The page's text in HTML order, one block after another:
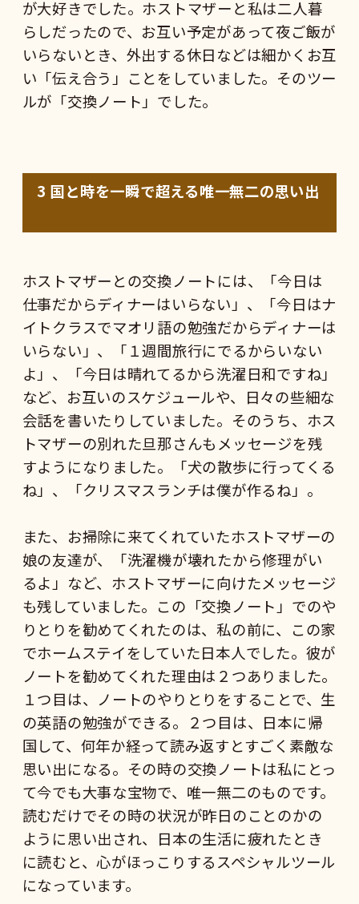
が大好きでした。ホストマザーと私は二人暮
らしだったので、お互い予定があって夜ご飯が
いらないとき、外出する休日などは細かくお互
い「伝え合う」ことをしていました。そのツー
ルが「交換ノート」でした。
3 国と時を一瞬で超える唯一無二の思い出
ホストマザーとの交換ノートには、「今日は
仕事だからディナーはいらない」、「今日はナ
イトクラスでマオリ語の勉強だからディナーは
いらない」、「１週間旅行にでるからいない
よ」、「今日は晴れてるから洗濯日和ですね」
など、お互いのスケジュールや、日々の些細な
会話を書いたりしていました。そのうち、ホス
トマザーの別れた旦那さんもメッセージを残
すようになりました。「犬の散歩に行ってくる
ね」、「クリスマスランチは僕が作るね」。
また、お掃除に来てくれていたホストマザーの
娘の友達が、「洗濯機が壊れたから修理がい
るよ」など、ホストマザーに向けたメッセージ
も残していました。この「交換ノート」でのや
りとりを勧めてくれたのは、私の前に、この家
でホームステイをしていた日本人でした。彼が
ノートを勧めてくれた理由は２つありました。
１つ目は、ノートのやりとりをすることで、生
の英語の勉強ができる。２つ目は、日本に帰
国して、何年か経って読み返すとすごく素敵な
思い出になる。その時の交換ノートは私にとっ
て今でも大事な宝物で、唯一無二のものです。
読むだけでその時の状況が昨日のことのかの
ように思い出され、日本の生活に疲れたとき
に読むと、心がほっこりするスペシャルツール
になっています。